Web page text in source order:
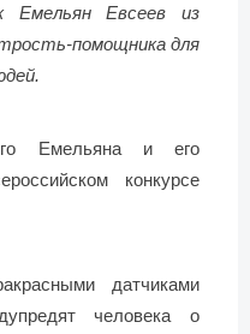
Емельян Евсеев из
помощника для
Емельяна и его
конкурсе
датчиками
человека о